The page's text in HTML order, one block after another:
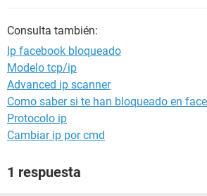
Consulta también:
Ip facebook bloqueado
Modelo tcp/ip
Advanced ip scanner
Como saber si te han bloqueado en
Protocolo ip
Cambiar ip por cmd
1 respuesta